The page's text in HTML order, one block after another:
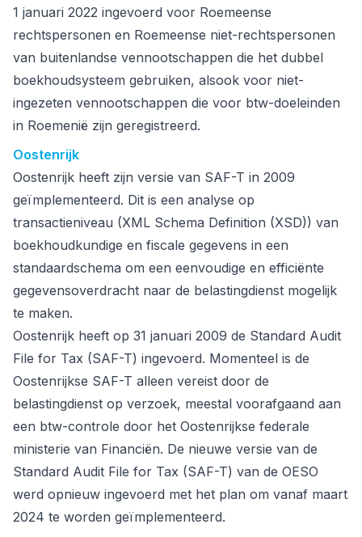
1 januari 2022 ingevoerd voor Roemeense
rechtspersonen en Roemeense niet-rechtspersonen
van buitenlandse vennootschappen die het dubbel
boekhoudsysteem gebruiken, alsook voor niet-
ingezeten vennootschappen die voor btw-doeleinden
in Roemenië zijn geregistreerd.
Oostenrijk
Oostenrijk heeft zijn versie van SAF-T in 2009
geïmplementeerd. Dit is een analyse op
transactieniveau (XML Schema Definition (XSD)) van
boekhoudkundige en fiscale gegevens in een
standaardschema om een eenvoudige en efficiënte
gegevensoverdracht naar de belastingdienst mogelijk
te maken.
Oostenrijk heeft op 31 januari 2009 de Standard Audit
File for Tax (SAF-T) ingevoerd. Momenteel is de
Oostenrijkse SAF-T alleen vereist door de
belastingdienst op verzoek, meestal voorafgaand aan
een btw-controle door het Oostenrijkse federale
ministerie van Financiën. De nieuwe versie van de
Standard Audit File for Tax (SAF-T) van de OESO
werd opnieuw ingevoerd met het plan om vanaf maart
2024 te worden geïmplementeerd.